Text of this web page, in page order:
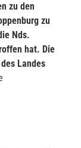
zu den
zu
Nds.
hat. Die
Landes